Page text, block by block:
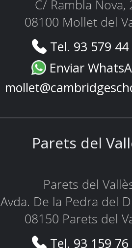
C/ Rambla Nova,
08100 Mollet del
Tel. 93 579
Enviar
Parets del
Parets del
Avda. De la Pedra del
08150 Parets del
Tel. 93 159